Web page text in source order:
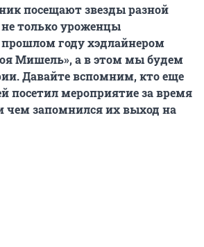
посещают звезды разной
только уроженцы
прошлом году хэдлайнером
Мишель», а в этом мы будем
Давайте вспомним, кто еще
посетил мероприятие за время
чем запомнился их выход на